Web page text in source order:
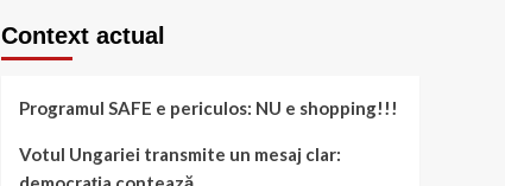
Context actual
Programul SAFE e periculos: NU e shopping!!!
Votul Ungariei transmite un mesaj clar: